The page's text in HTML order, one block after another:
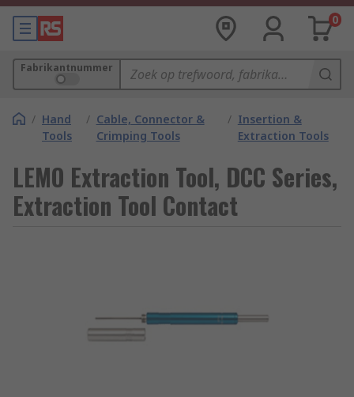
0
Fabrikantnummer
/ Hand
Tools
/ Cable, Connector &
Crimping Tools
/ Insertion &
Extraction Tools
LEMO Extraction Tool, DCC Series,
Extraction Tool Contact